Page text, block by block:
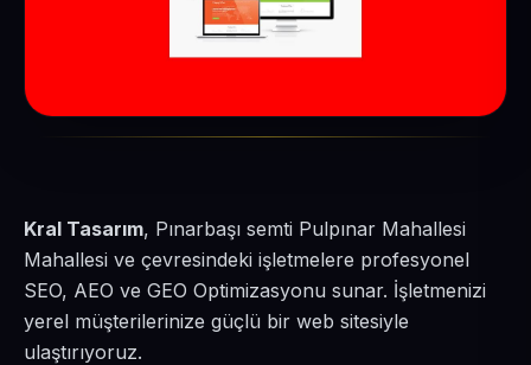
Kral Tasarım, Pınarbaşı semti Pulpınar Mahallesi
Mahallesi ve çevresindeki işletmelere profesyonel
SEO, AEO ve GEO Optimizasyonu sunar. İşletmenizi
yerel müşterilerinize güçlü bir web sitesiyle
ulaştırıyoruz.